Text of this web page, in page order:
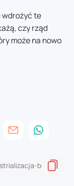
wdrożyć te
czy rząd
może na nowo